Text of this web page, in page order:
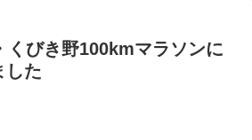
くびき野100kmマラソンに
した